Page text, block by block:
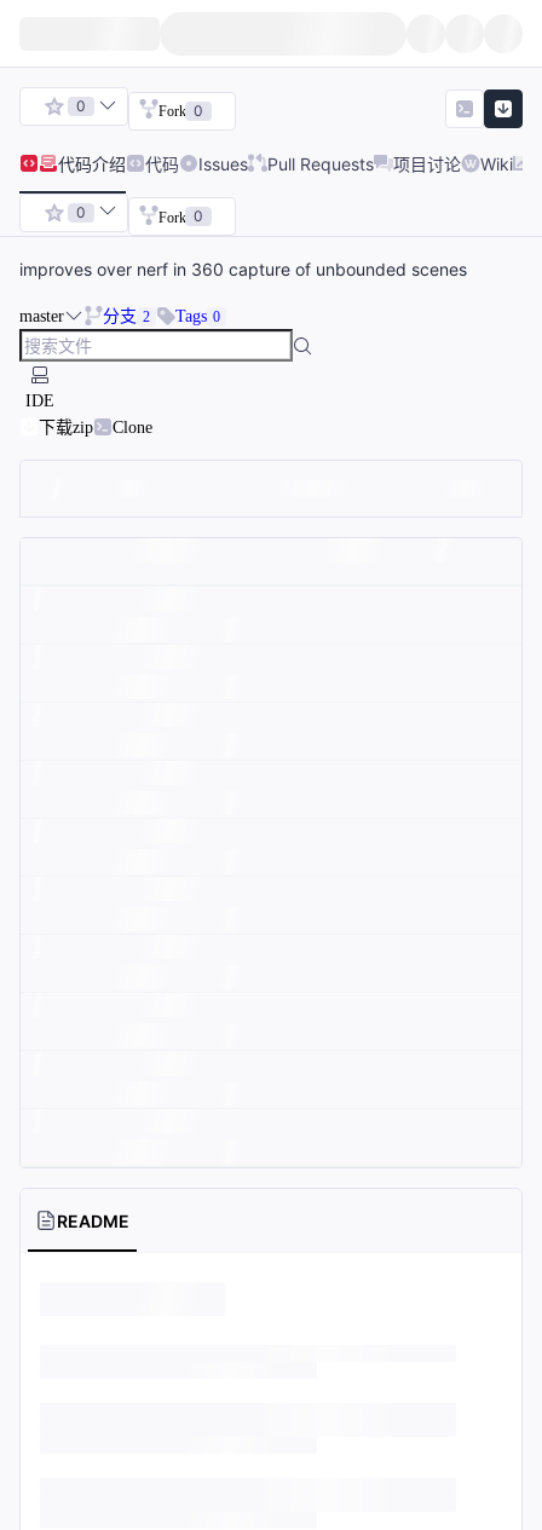
0 Fork 0
代码介绍 代码 Issues Pull Requests 项目讨论 Wiki
0 Fork 0
improves over nerf in 360 capture of unbounded scenes
master 分支 2 Tags 0
IDE
下载zip
Clone
README